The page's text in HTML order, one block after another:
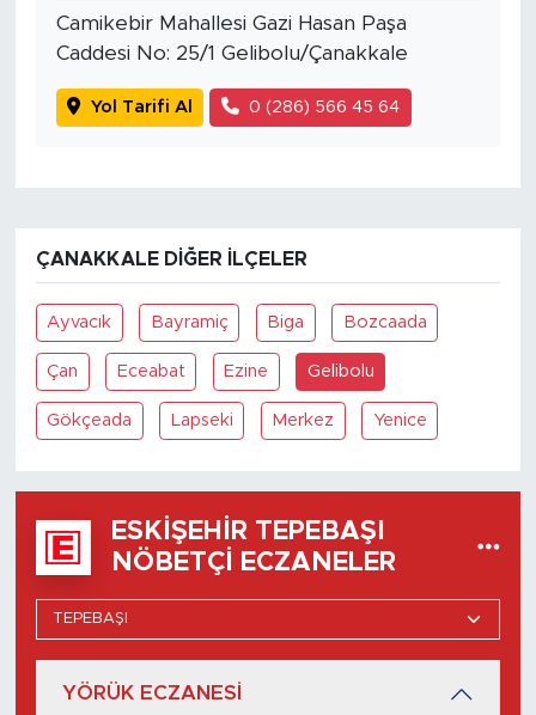
Camikebir Mahallesi Gazi Hasan Paşa
Caddesi No: 25/1 Gelibolu/Çanakkale
Yol Tarifi Al 0 (286) 566 45 64
ÇANAKKALE DIĞER İLÇELER
Ayvacık Bayramiç Biga Bozcaada
Çan Eceabat Ezine Gelibolu
Gökçeada Lapseki Merkez Yenice
ESKIŞEHIR TEPEBAŞI
NÖBETÇI ECZANELER
YÖRÜK ECZANESİ